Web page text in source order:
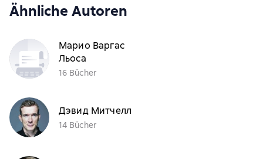
Ähnliche Autoren
Марио Варгас
Льоса
16 Bücher
Дэвид Митчелл
14 Bücher